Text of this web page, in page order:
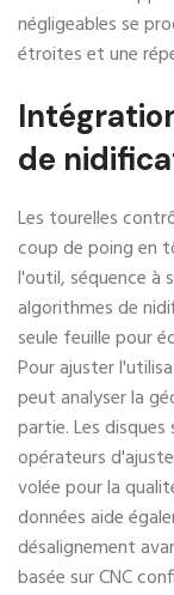
négligeables se
étroites et une
de
Les tourelles
coup de poing en
l'outil, séquence à
algorithmes de
seule feuille pour
Pour ajuster
peut analyser la
partie. Les
opérateurs
volée pour la
données aide
désalignement
basée sur CNC